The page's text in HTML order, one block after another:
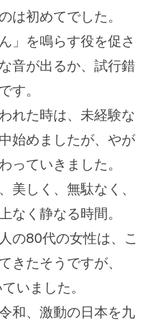
は初めてでした。
」を鳴らす役を促さ
音が出るか、試行錯
す。
れた時は、未経験な
始めましたが、やが
っていきました。
美しく、無駄なく、
なく静なる時間。
の80代の女性は、こ
きたそうですが、
いました。
和、激動の日本を九